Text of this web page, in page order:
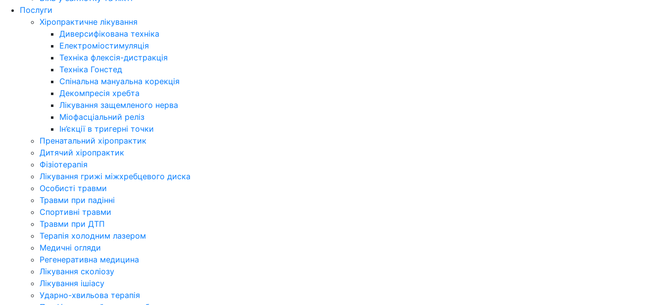
Послуги
Хіропрактичне лікування
Диверсифікована техніка
Електроміостимуляція
Техніка флексія-дистракція
Техніка Гонстед
Спінальна мануальна корекція
Декомпресія хребта
Лікування защемленого нерва
Міофасціальний реліз
Ін’єкції в тригерні точки
Пренатальний хіропрактик
Дитячий хіропрактик
Фізіотерапія
Лікування грижі міжхребцевого диска
Особисті травми
Травми при падінні
Спортивні травми
Травми при ДТП
Терапія холодним лазером
Медичні огляди
Регенеративна медицина
Лікування сколіозу
Лікування ішіасу
Ударно-хвильова терапія